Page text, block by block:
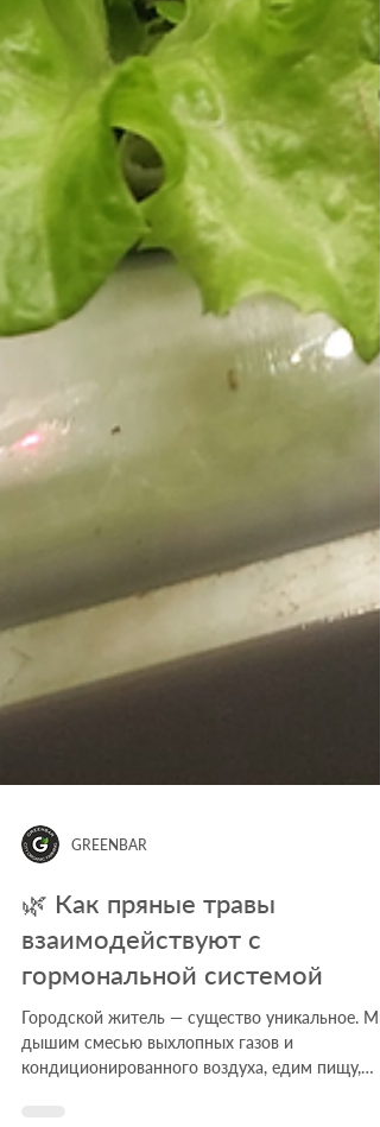
🌿 Как пряные травы
взаимодействуют с
гормональной системой
Городской житель — существо уникальное. Мы